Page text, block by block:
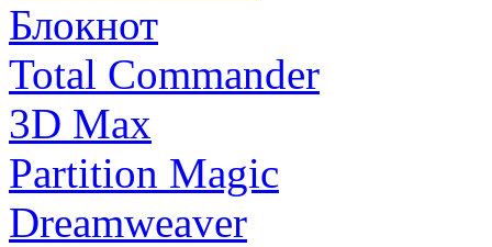
Блокнот
Total Commander
3D Max
Partition Magic
Dreamweaver